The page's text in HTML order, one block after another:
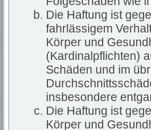
Die Haftung ist
fahrlässigem
Körper und
(Kardinalpflichten)
Schäden und im
insbesondere
Die Haftung ist
Körper und